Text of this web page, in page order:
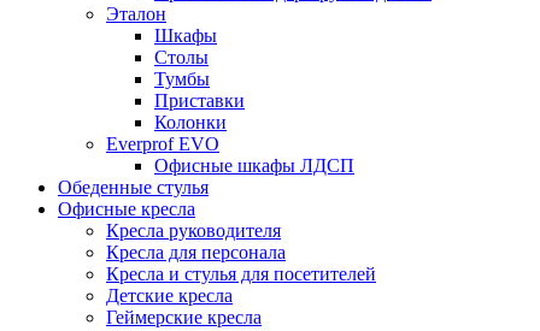
Эталон
Шкафы
Столы
Тумбы
Приставки
Колонки
Everprof EVO
Офисные шкафы ЛДСП
Обеденные стулья
Офисные кресла
Кресла руководителя
Кресла для персонала
Кресла и стулья для посетителей
Детские кресла
Геймерские кресла